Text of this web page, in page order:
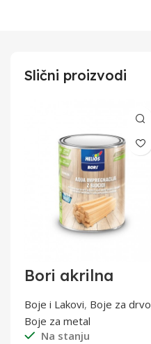
Slični proizvodi
Bori akrilna
0,75l
Boje i Lakovi, Boje za drvo
Boje za metal
Na stanju